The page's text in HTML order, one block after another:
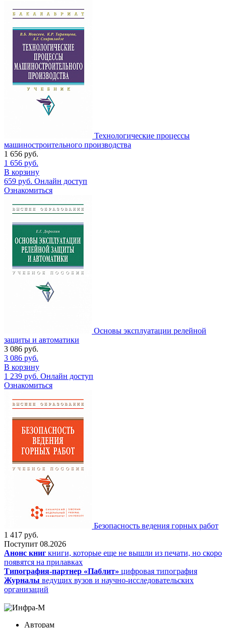
Технологические процессы
машиностроительного производства
1 656 руб.
1 656 руб.
В корзину
659 руб. Онлайн доступ
Ознакомиться
Основы эксплуатации релейной
защиты и автоматики
3 086 руб.
3 086 руб.
В корзину
1 239 руб. Онлайн доступ
Ознакомиться
Безопасность ведения горных работ
1 417 руб.
Поступит 08.2026
Анонс книг книги, которые еще не вышли из печати, но скоро
появятся на прилавках
Типография-партнер «Паблит» цифровая типография
Журналы ведущих вузов и научно-исследовательских
организаций
Авторам